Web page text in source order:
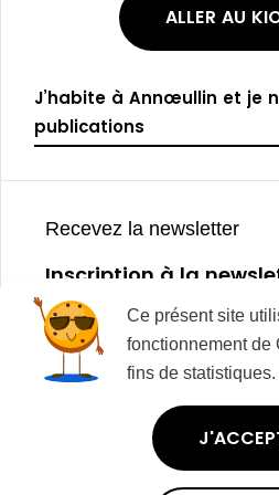
Ce présent site
fonctionnement de
fins de statistiques.
d
n
n
ALLER AU
J’habite à Annœullin et je
publications
Mentions légales
Modalités relatives aux cookies
Recevez la newsletter
Inscription à la